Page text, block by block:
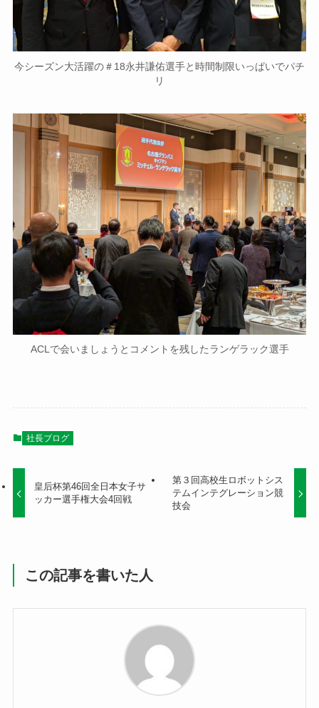
今シーズン大活躍の＃18永井謙佑選手と時間制限いっぱいでパチ
リ
ACLで会いましょうとコメントを残したランゲラック選手
社長ブログ
皇后杯第46回全日本女子サ
ッカー選手権大会4回戦
第３回高校生ロボットシス
テムインテグレーション競
技会
この記事を書いた人